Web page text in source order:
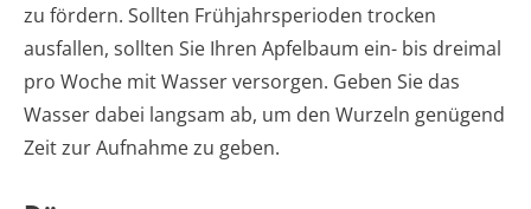
zu fördern. Sollten Frühjahrsperioden trocken
ausfallen, sollten Sie Ihren Apfelbaum ein- bis dreimal
pro Woche mit Wasser versorgen. Geben Sie das
Wasser dabei langsam ab, um den Wurzeln genügend
Zeit zur Aufnahme zu geben.